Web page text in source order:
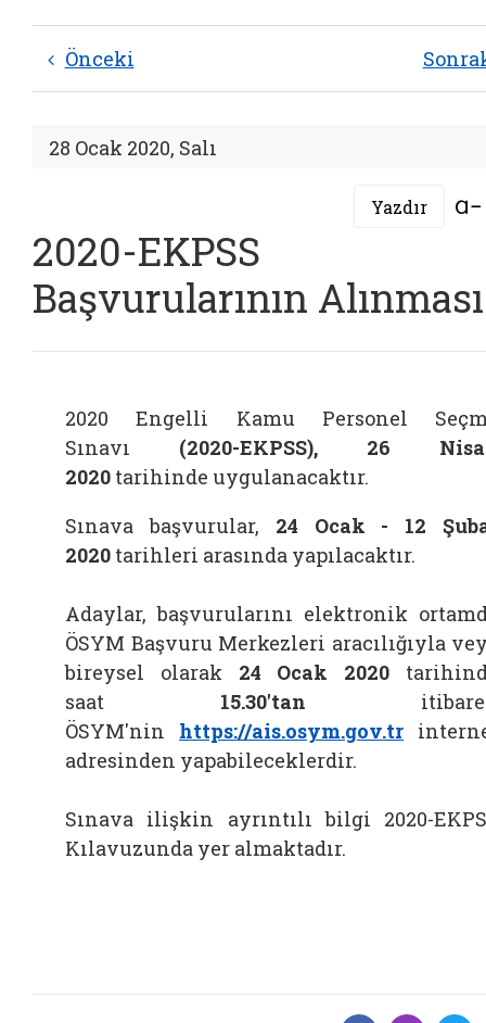
Önceki
28 Ocak 2020, Salı
Yazdır
2020-EKPSS
Başvurularının Alınması
2020 Engelli Kamu Personel
Sınavı
(2020-EKPSS), 26
2020 tarihinde uygulanacaktır.
Sınava başvurular,
24 Ocak - 12
2020 tarihleri arasında yapılacaktır.
Adaylar, başvurularını elektronik
ÖSYM Başvuru Merkezleri aracılığıyla
bireysel olarak
24 Ocak 2020
saat
15.30'tan
ÖSYM'nin
https://ais.osym.gov.tr
adresinden yapabileceklerdir.
Sınava ilişkin ayrıntılı bilgi 2020-
Kılavuzunda yer almaktadır.